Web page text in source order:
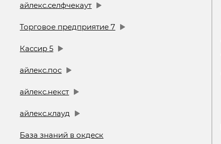
айлекс.селфчекаут
Торговое предприятие 7
Кассир 5
айлекс.пос
айлекс.некст
айлекс.клауд
База знаний в окдеск